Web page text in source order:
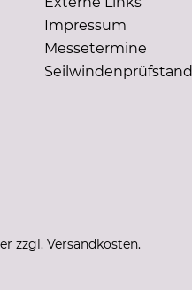
Impressum
Messetermine
Seilwindenprüfstand
zzgl. Versandkosten.